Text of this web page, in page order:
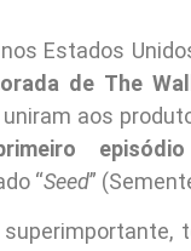
Estados
de The
aos
episódio
“Seed”